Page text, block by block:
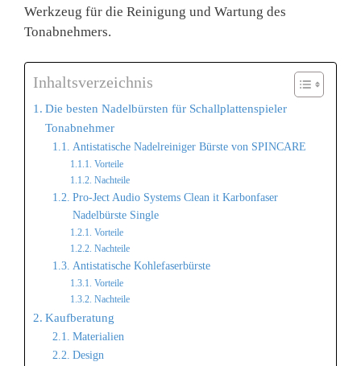
Werkzeug für die Reinigung und Wartung des
Tonabnehmers.
Inhaltsverzeichnis
Die besten Nadelbürsten für Schallplattenspieler
Tonabnehmer
Antistatische Nadelreiniger Bürste von SPINCARE
Vorteile
Nachteile
Pro-Ject Audio Systems Clean it Karbonfaser
Nadelbürste Single
Vorteile
Nachteile
Antistatische Kohlefaserbürste
Vorteile
Nachteile
Kaufberatung
Materialien
Design